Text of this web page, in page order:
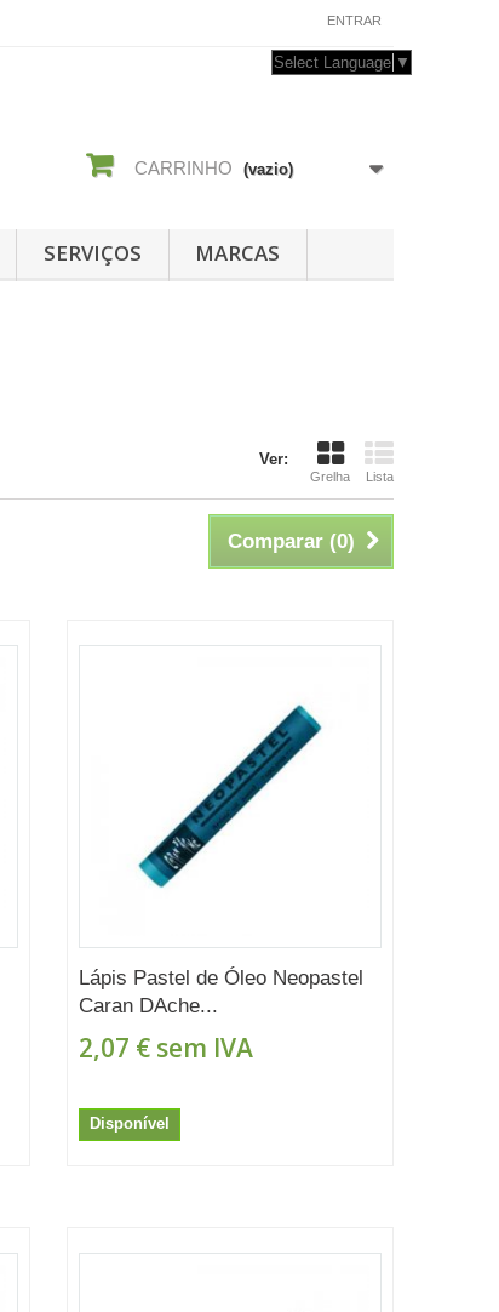
ENTRAR
Select Language ▼
CARRINHO (vazio)
SERVIÇOS MARCAS
Ver:
Grelha Lista
Comparar (0)
Lápis Pastel de Óleo Neopastel
Caran DAche...
2,07 €sem IVA
Disponível